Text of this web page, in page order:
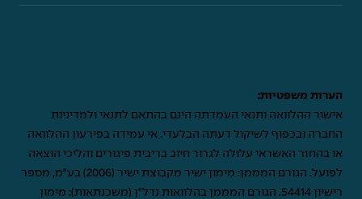
הערות משפטיות:
אישור ההלוואה ותנאי העמדתה הינם בהתאם לתנאי ולמדיניות
החברה ובכפוף לשיקול דעתה הבלעדי. אי עמידה בפירעון ההלוואה
או בהחזר האשראי עלולה לגרור חיוב בריבית פיגורים והליכי הוצאה
לפועל. הגורם המממן: מימון ישיר מקבוצת ישיר (2006) בע"מ, מספר
רישיון 54414. הגורם המממן בהלוואות נדל"ן (משכנתאות): מימון